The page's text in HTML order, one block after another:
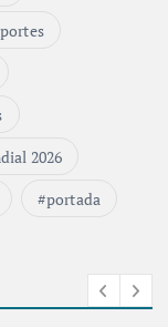
2026
portada